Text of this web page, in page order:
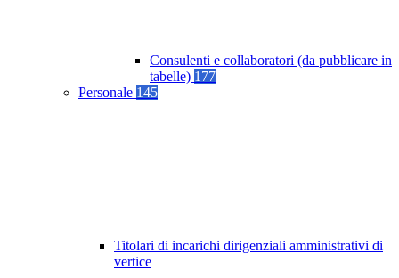
Consulenti e collaboratori (da pubblicare in
tabelle) 177
Personale 145
Titolari di incarichi dirigenziali amministrativi di
vertice